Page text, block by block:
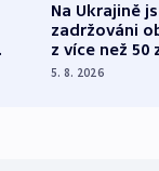
Na Ukrajině
zadržováni
z více než 50
Bojovali na
5. 8. 2026